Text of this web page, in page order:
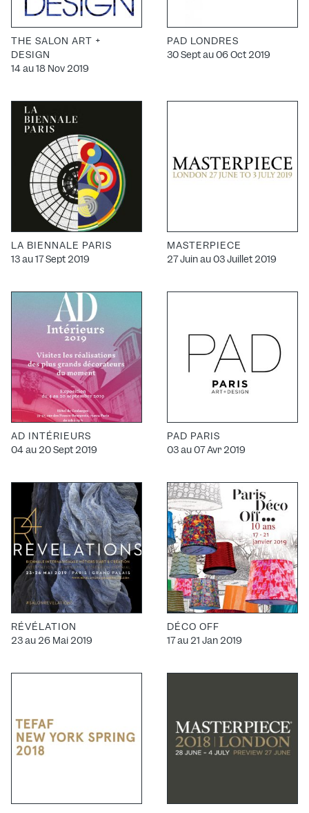
THE SALON ART +
DESIGN
14 au 18 Nov 2019
PAD LONDRES
30 Sept au 06 Oct 2019
LA BIENNALE PARIS
13 au 17 Sept 2019
MASTERPIECE
27 Juin au 03 Juillet 2019
AD INTÉRIEURS
04 au 20 Sept 2019
PAD PARIS
03 au 07 Avr 2019
RÉVÉLATION
23 au 26 Mai 2019
DÉCO OFF
17 au 21 Jan 2019